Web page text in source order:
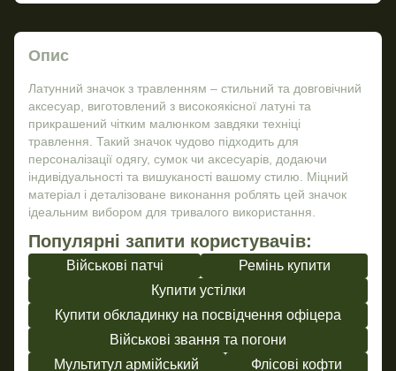
Опис
Латунний значок з травленням – стильний та довговічний
аксесуар, виготовлений з високоякісної латуні та
прикрашений чітким малюнком завдяки техніці
травлення. Такий значок чудово підходить для
персоналізації одягу, сумок чи аксесуарів, додаючи
індивідуальності та вишуканості вашому стилю. Міцний
матеріал і деталізоване виконання роблять цей значок
ідеальним вибором для тривалого використання.
Популярні запити користувачів:
Військові патчі
Ремінь купити
Купити устілки
Купити обкладинку на посвідчення офіцера
Військові звання та погони
Мультитул армійський
Флісові кофти